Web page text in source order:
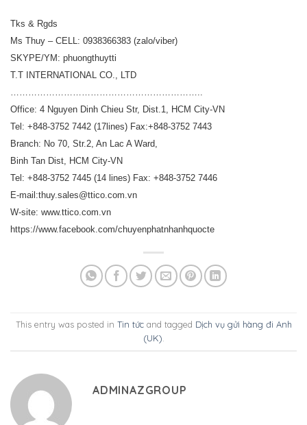
Tks & Rgds
Ms Thuy – CELL: 0938366383 (zalo/viber)
SKYPE/YM: phuongthuytti
T.T INTERNATIONAL CO., LTD
Office: 4 Nguyen Dinh Chieu Str, Dist.1, HCM City-VN
Tel: +848-3752 7442 (17lines) Fax:+848-3752 7443
Branch: No 70, Str.2, An Lac A Ward,
Binh Tan Dist, HCM City-VN
Tel: +848-3752 7445 (14 lines) Fax: +848-3752 7446
E-mail:thuy.sales@ttico.com.vn
W-site: www.ttico.com.vn
https://www.facebook.com/chuyenphatnhanhquocte
This entry was posted in Tin tứcand tagged Dịch vụ gửi hàng đi Anh
(UK).
ADMINAZGROUP